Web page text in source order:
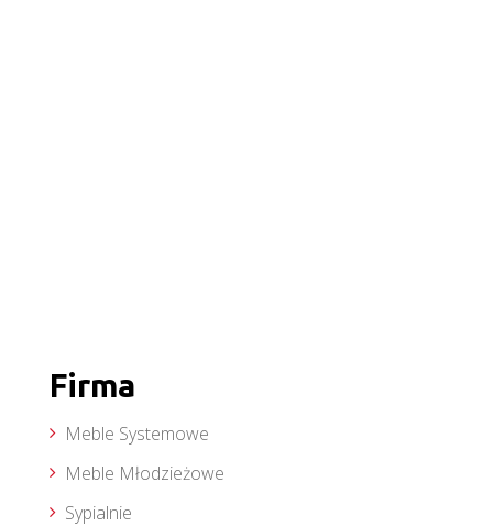
Firma
Meble Systemowe
Meble Młodzieżowe
Sypialnie